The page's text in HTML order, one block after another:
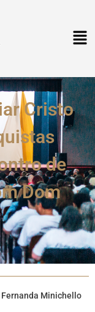
Cristo
de
Dom
Fernanda Minichello